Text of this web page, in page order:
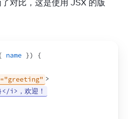
对比，这是使用 JSX 的版
name })
{
>
i>，欢迎！